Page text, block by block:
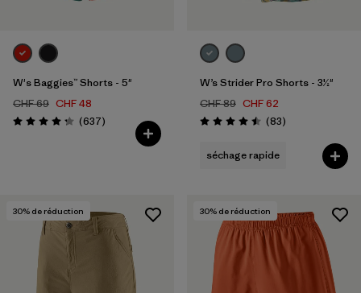
Filtrer par
Caractéristiques
Filtrer par
Sport
W's Baggies™ Shorts - 5"
CHF 69 CHF 48
Évaluation: 4.3 / 5
(637Avis
)
W’s Strider Pro Shorts - 3½"
CHF 89 CHF 62
Évaluation: 4.5 / 5
(83Avis
)
séchage rapide
30% de réduction 30% de réduction